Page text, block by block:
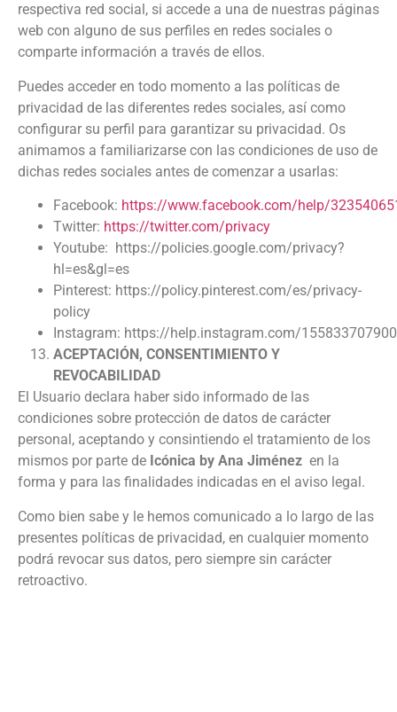
respectiva red social, si accede a una de nuestras páginas
web con alguno de sus perfiles en redes sociales o
comparte información a través de ellos.
Puedes acceder en todo momento a las políticas de
privacidad de las diferentes redes sociales, así como
configurar su perfil para garantizar su privacidad. Os
animamos a familiarizarse con las condiciones de uso de
dichas redes sociales antes de comenzar a usarlas:
Facebook: https://www.facebook.com/help/
Twitter: https://twitter.com/privacy
Youtube: https://policies.google.com/privacy?
hl=es&gl=es
Pinterest: https://policy.pinterest.com/es/privacy-
policy
Instagram: https://help.instagram.com/
ACEPTACIÓN, CONSENTIMIENTO Y
REVOCABILIDAD
El Usuario declara haber sido informado de las
condiciones sobre protección de datos de carácter
personal, aceptando y consintiendo el tratamiento de los
mismos por parte de Icónica by Ana Jiménez en la
forma y para las finalidades indicadas en el aviso legal.
Como bien sabe y le hemos comunicado a lo largo de las
presentes políticas de privacidad, en cualquier momento
podrá revocar sus datos, pero siempre sin carácter
retroactivo.